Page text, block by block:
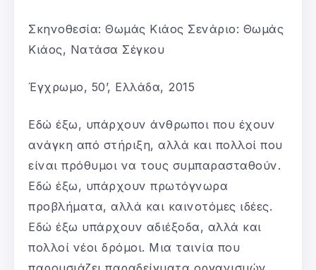
Σκηνοθεσία: Θωμάς Κιάος Σενάριο: Θωμάς
Κιάος, Νατάσα Σέγκου
Έγχρωμο, 50’, Ελλάδα, 2015
Εδώ έξω, υπάρχουν άνθρωποι που έχουν
ανάγκη από στήριξη, αλλά και πολλοί που
είναι πρόθυμοι να τους συμπαρασταθούν.
Εδώ έξω, υπάρχουν πρωτόγνωρα
προβλήματα, αλλά και καινοτόμες ιδέες.
Εδώ έξω υπάρχουν αδιέξοδα, αλλά και
πολλοί νέοι δρόμοι. Mια ταινία που